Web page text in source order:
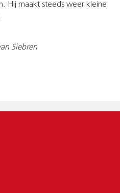
Hij maakt steeds weer kleine
Siebren